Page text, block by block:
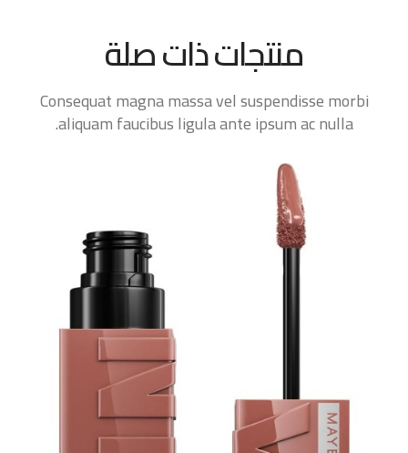
منتجات ذات صلة
Consequat magna massa vel suspendisse morbi
aliquam faucibus ligula ante ipsum ac nulla.